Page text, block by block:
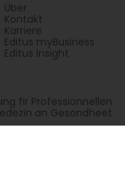
Über
Kontakt
Karriere
Editus myBusiness
Editus Insight
fir Professionnellen
an Gesondheet